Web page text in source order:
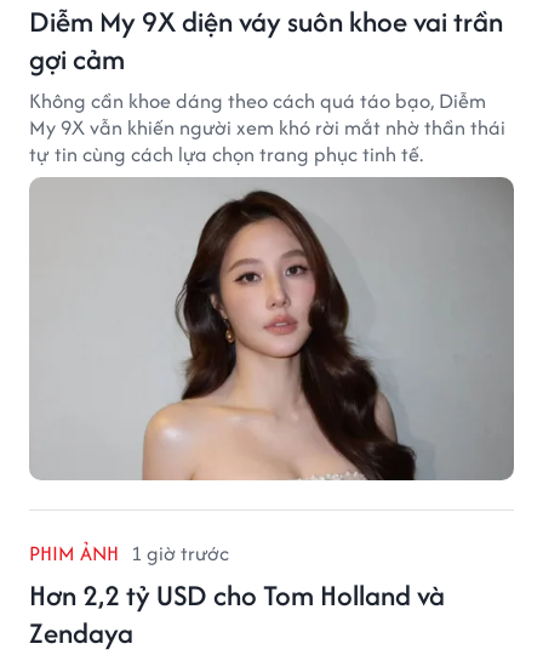
Diễm My 9X diện váy suôn khoe vai trần
gợi cảm
Không cần khoe dáng theo cách quá táo bạo, Diễm
My 9X vẫn khiến người xem khó rời mắt nhờ thần thái
tự tin cùng cách lựa chọn trang phục tinh tế.
PHIM ẢNH 1 giờ trước
Hơn 2,2 tỷ USD cho Tom Holland và
Zendaya